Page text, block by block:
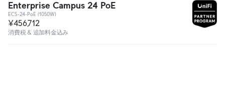
Enterprise Campus 24 PoE
ECS-24-PoE (1050W)
¥456,712
消費税 & 追加料金込み